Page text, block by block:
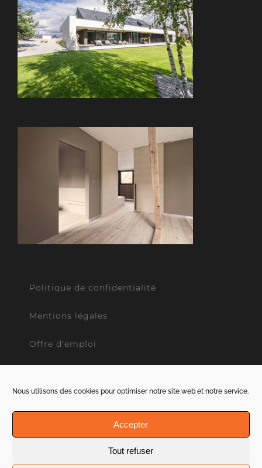
Nous utilisons des cookies pour optimiser notre site web et notre service.
Accepter
Tout refuser
Politique de confidentialité
Mentions légales
Offre d’emploi
COPYRIGHT 2012 - 2021 LG-Rénovation | Tous droits réservés | Site